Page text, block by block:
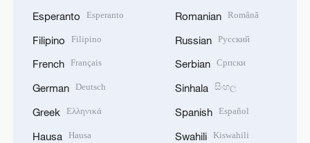
Esperanto Esperanto
Filipino Filipino
French Français
German Deutsch
Greek Ελληνικά
Hausa Hausa
Romanian Română
Russian Русский
Serbian Српски
Sinhala සිංහල
Spanish Español
Swahili Kiswahili